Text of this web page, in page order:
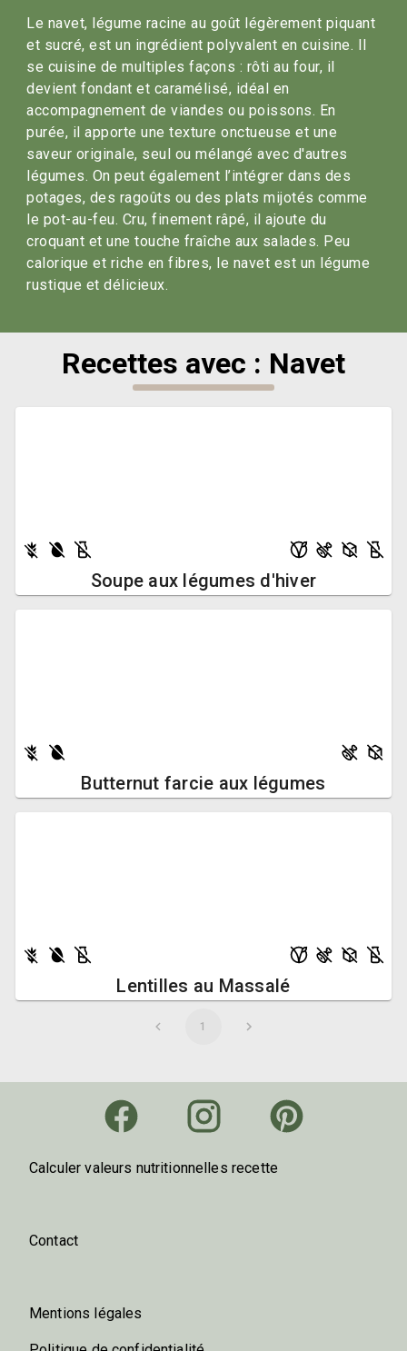
Le navet, légume racine au goût légèrement piquant
et sucré, est un ingrédient polyvalent en cuisine. Il
se cuisine de multiples façons : rôti au four, il
devient fondant et caramélisé, idéal en
accompagnement de viandes ou poissons. En
purée, il apporte une texture onctueuse et une
saveur originale, seul ou mélangé avec d'autres
légumes. On peut également l’intégrer dans des
potages, des ragoûts ou des plats mijotés comme
le pot-au-feu. Cru, finement râpé, il ajoute du
croquant et une touche fraîche aux salades. Peu
calorique et riche en fibres, le navet est un légume
rustique et délicieux.
Recettes avec : Navet
Soupe aux légumes d'hiver
Butternut farcie aux légumes
Lentilles au Massalé
1
Calculer valeurs nutritionnelles recette
Contact
Mentions légales